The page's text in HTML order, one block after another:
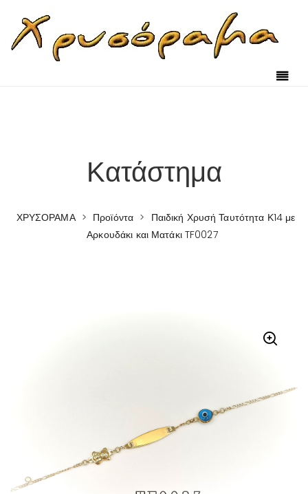
Κατάστημα
ΧΡΥΣΟΡΑΜΑ > Προϊόντα > Παιδική Χρυσή Ταυτότητα Κ14 με
Αρκουδάκι και Ματάκι TF0027